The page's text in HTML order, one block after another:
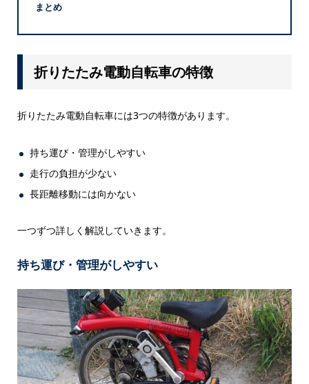
まとめ
折りたたみ電動自転車の特徴
折りたたみ電動自転車には3つの特徴があります。
持ち運び・管理がしやすい
走行の負担が少ない
長距離移動には向かない
一つずつ詳しく解説していきます。
持ち運び・管理がしやすい